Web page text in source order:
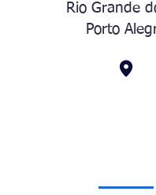
Rio Grande
Porto